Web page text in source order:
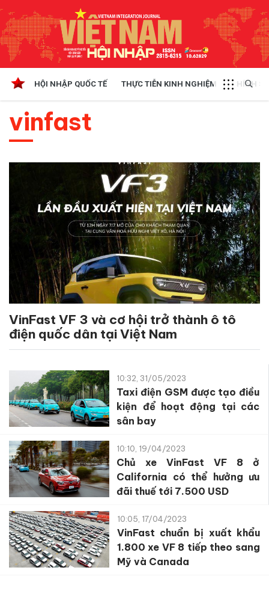
HỘI NHẬP QUỐC TẾ THỰC TIỄN KINH NGHIỆM CHÍNH
vinfast
VinFast VF 3 và cơ hội trở thành ô tô
điện quốc dân tại Việt Nam
10:32, 31/05/2023
Taxi điện GSM được tạo điều
kiện để hoạt động tại các
sân bay
10:10, 19/04/2023
Chủ xe VinFast VF 8 ở
California có thể hưởng ưu
đãi thuế tới 7.500 USD
10:05, 17/04/2023
VinFast chuẩn bị xuất khẩu
1.800 xe VF 8 tiếp theo sang
Mỹ và Canada